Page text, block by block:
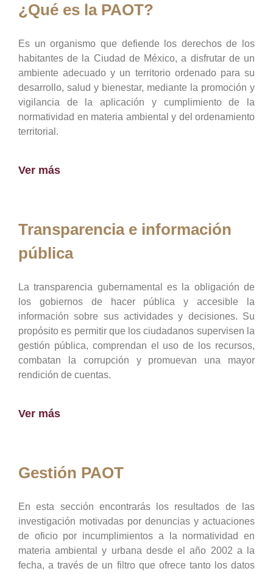
¿Qué es la PAOT?
Es un organismo que defiende los derechos de los
habitantes de la Ciudad de México, a disfrutar de un
ambiente adecuado y un territorio ordenado para su
desarrollo, salud y bienestar, mediante la promoción y
vigilancia de la aplicación y cumplimiento de la
normatividad en materia ambiental y del ordenamiento
territorial.
Ver más
Transparencia e información
pública
La transparencia gubernamental es la obligación de
los gobiernos de hacer pública y accesible la
información sobre sus actividades y decisiones. Su
propósito es permitir que los ciudadanos supervisen la
gestión pública, comprendan el uso de los recursos,
combatan la corrupción y promuevan una mayor
rendición de cuentas.
Ver más
Gestión PAOT
En esta sección encontrarás los resultados de las
investigación motivadas por denuncias y actuaciones
de oficio por incumplimientos a la normatividad en
materia ambiental y urbana desde el año 2002 a la
fecha, a través de un filtro que ofrece tanto los datos